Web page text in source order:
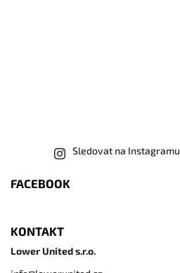
Sledovat na Instagramu
FACEBOOK
KONTAKT
Lower United s.r.o.